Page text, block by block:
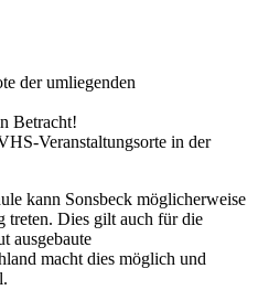
der umliegenden
Betracht!
Veranstaltungsorte in der
kann Sonsbeck möglicherweise
treten. Dies gilt auch für die
ausgebaute
macht dies möglich und